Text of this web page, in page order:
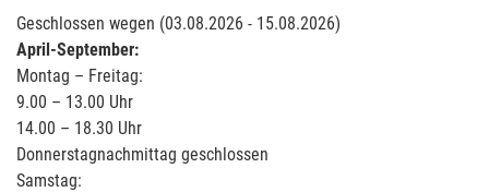
Geschlossen wegen (03.08.2026 - 15.08.2026)
April-September:
Montag – Freitag:
9.00 – 13.00 Uhr
14.00 – 18.30 Uhr
Donnerstagnachmittag geschlossen
Samstag: